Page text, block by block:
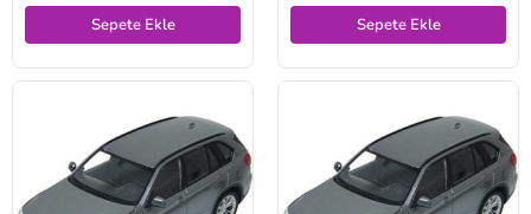
Sepete Ekle Sepete Ekle